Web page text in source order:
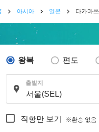
아시아 일본 다카마쓰
왕복 편도
출발지
직항만 보기 ※환승 없음